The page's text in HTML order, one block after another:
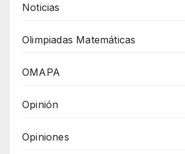
Noticias
Olimpiadas Matemáticas
OMAPA
Opinión
Opiniones